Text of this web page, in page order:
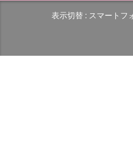
表示切替 : スマートフ